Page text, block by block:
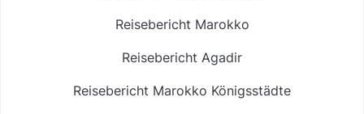
Reisebericht Marokko
Reisebericht Agadir
Reisebericht Marokko Königsstädte